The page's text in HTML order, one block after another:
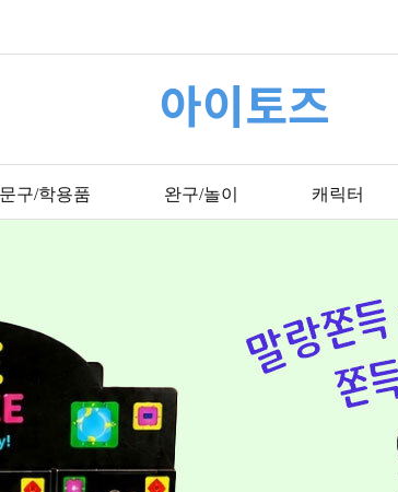
아이토즈
문구/학용품 완구/놀이 캐릭터